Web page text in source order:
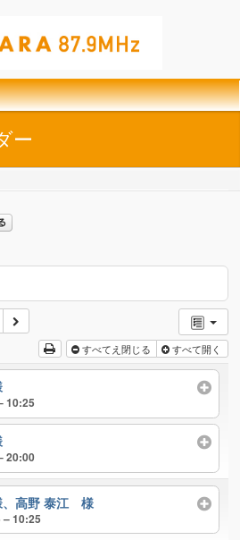
ー
すべてえ閉じる すべて開く
10:25
20:00
高野 泰江 様
– 10:25